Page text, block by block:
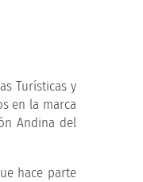
Turísticas y
en la marca
Andina del
hace parte